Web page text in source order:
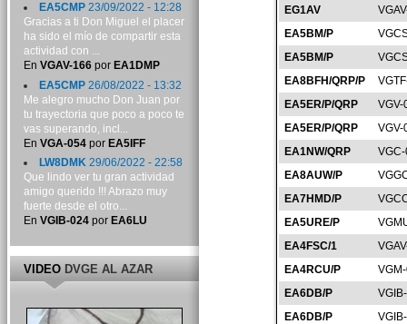
EG1AV
EA5BM/P
EA5BM/P
EA8BFH/QRP/P
EA5ER/P/QRP
VGV-
EA5ER/P/QRP
VGV-
EA1NW/QRP
EA8AUW/P
EA7HMD/P
EA5URE/P
EA4FSC/1
EA4RCU/P
EA6DB/P
EA6DB/P
EA5CMP23/09/2022 - 12:28
Gracias a ti Don Miguel el placer
ha sido el mío de compartir esta
actividad con ...
En VGAV-166por EA1DMP
EA5CMP26/08/2022 - 13:32
Me alegro mucho Don Juan por
tu trayectoria que poco a poco te
vas superando, incl...
En VGA-054por EA5IFF
LW8DMK29/06/2022 - 22:58
Que lindo ver tu gran actividad
amigo querido !!! Abrazo muy
fuerte desde el otro...
En VGIB-024por EA6LU
VIDEODVGE AL AZAR